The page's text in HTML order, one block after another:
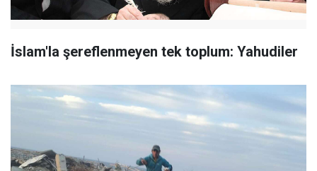
İslam'la şereflenmeyen tek toplum: Yahudiler